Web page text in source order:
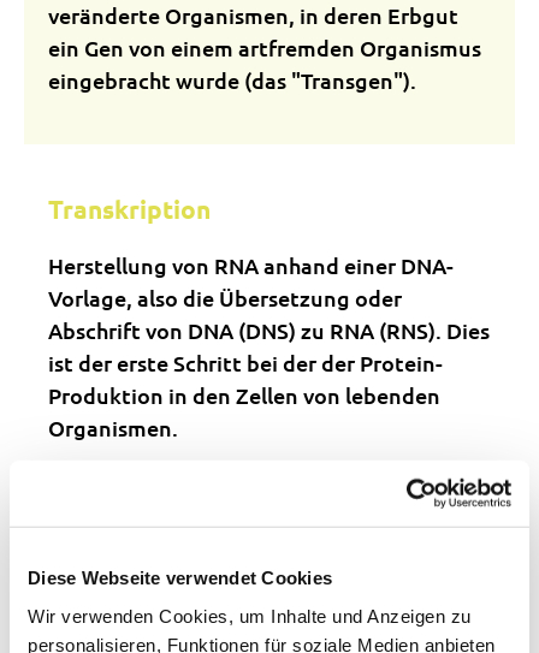
Diese Webseite verwendet Cookies
Wir verwenden Cookies, um Inhalte und Anzeigen zu
personalisieren, Funktionen für soziale Medien anbieten
veränderte Organismen, in deren Erbgut
ein Gen von einem artfremden Organismus
eingebracht wurde (das "Transgen").
Transkription
Herstellung von RNA anhand einer DNA-
Vorlage, also die Übersetzung oder
Abschrift von DNA (DNS) zu RNA (RNS). Dies
ist der erste Schritt bei der der Protein-
Produktion in den Zellen von lebenden
Organismen.
Eine Klasse von Proteinen (Eiweissen), die
an DNS bindet und die Ableserate